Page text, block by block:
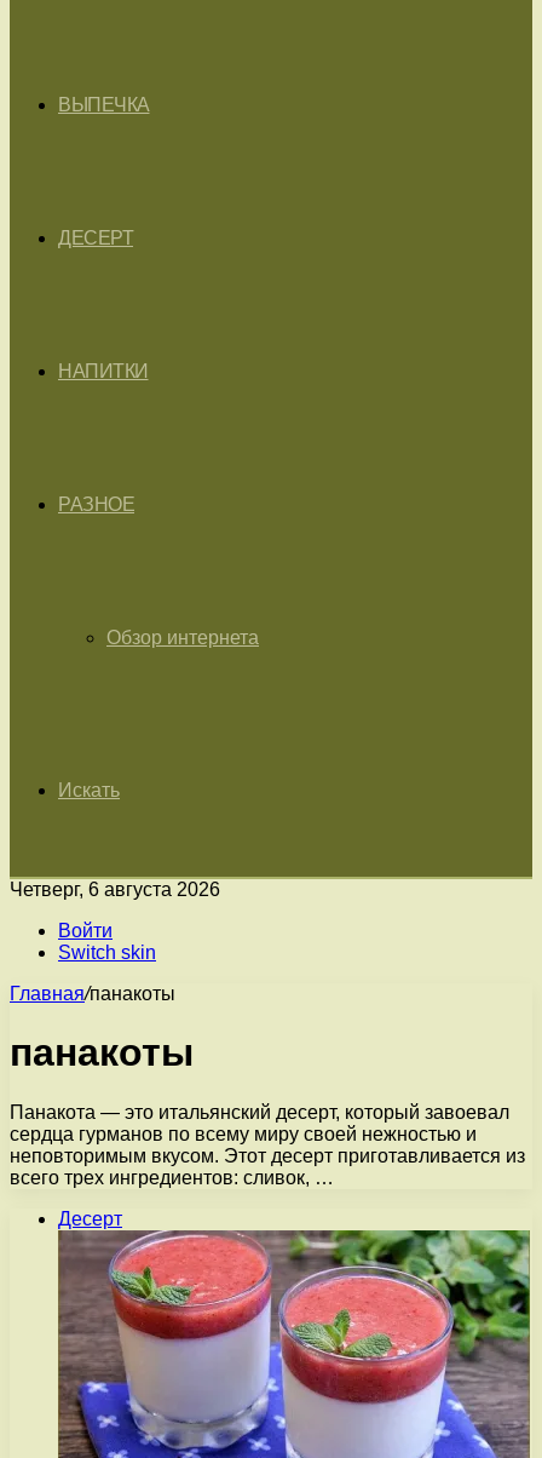
ВЫПЕЧКА
ДЕСЕРТ
НАПИТКИ
РАЗНОЕ
Обзор интернета
Искать
Четверг, 6 августа 2026
Войти
Switch skin
Главная/панакоты
панакоты
Панакота — это итальянский десерт, который завоевал
сердца гурманов по всему миру своей нежностью и
неповторимым вкусом. Этот десерт приготавливается из
всего трех ингредиентов: сливок, …
Десерт